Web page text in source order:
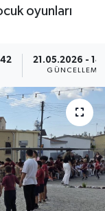
oyunları
21.05.2026 -
GÜNCELLEME